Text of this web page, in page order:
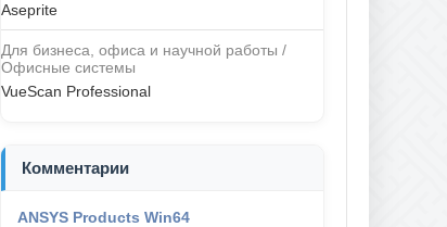
Aseprite
Для бизнеса, офиса и научной работы /
Офисные системы
VueScan Professional
Комментарии
ANSYS Products Win64